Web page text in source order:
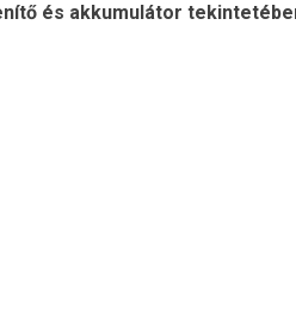
és akkumulátor